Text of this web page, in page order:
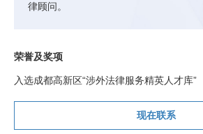
律顾问。
荣誉及奖项
入选成都高新区“涉外法律服务精英人才库”
现在联系